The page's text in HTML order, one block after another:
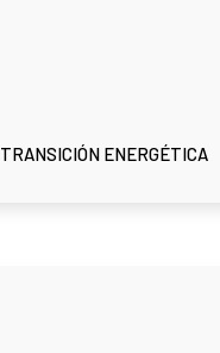
TRANSICIÓN ENERGÉTICA